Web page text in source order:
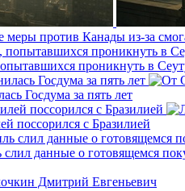
меры против Канады из-за
проникнуть в
Госдума за пять лет
поссорился с Бразилией
данные о готовящемся
Дмитрий Евгеньевич